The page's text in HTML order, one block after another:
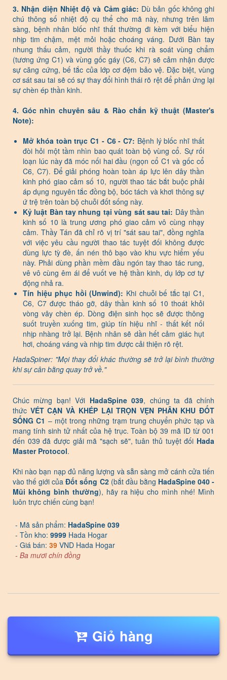
3. Nhận diện Nhiệt độ và Cảm giác: Dù bản gốc không ghi
chú thông số nhiệt độ cụ thể cho mã này, nhưng trên lâm
sàng, bệnh nhân blốc nhĩ thất thường đi kèm với biểu hiện
nhịp tim chậm, mệt mỏi hoặc choáng váng. Dưới Bàn tay
nhung thấu cảm, người thầy thuốc khi rà soát vùng chẩm
(tương ứng C1) và vùng gốc gáy (C6, C7) sẽ cảm nhận được
sự căng cứng, bế tắc của lớp cơ đệm bảo vệ. Đặc biệt, vùng
cơ sát sau tai sẽ có sự thay đổi hình thái rõ rệt để phản ứng lại
sự chèn ép thần kinh.
4. Góc nhìn chuyên sâu & Rào chắn kỹ thuật (Master's
Note):
Mở khóa toàn trục C1 - C6 - C7: Bệnh lý blốc nhĩ thất
đòi hỏi một tầm nhìn bao quát toàn bộ vùng cổ. Sự rối
loạn lúc này đã móc nối hai đầu (ngọn cổ C1 và gốc cổ
C6, C7). Để giải phóng hoàn toàn áp lực lên dây thần
kinh phó giao cảm số 10, người thao tác bắt buộc phải
áp dụng nguyên tắc đồng bộ, bóc tách và khơi thông sự
ứ trệ trên toàn bộ chuỗi đốt sống này.
Kỷ luật Bàn tay nhung tại vùng sát sau tai: Dây thần
kinh số 10 là trung ương phó giao cảm vô cùng nhạy
cảm. Thầy Tán đã chỉ rõ vị trí "sát sau tai", đồng nghĩa
với việc yêu cầu người thao tác tuyệt đối không được
dùng lực tỳ đè, ấn nén thô bạo vào khu vực hiểm yếu
này. Phải dùng phần mềm đầu ngón tay thao tác rung,
vê vô cùng êm ái để vuốt ve hệ thần kinh, dụ lớp cơ tự
động nhả ra.
Tín hiệu phục hồi (Unwind): Khi chuỗi bế tắc tại C1,
C6, C7 được tháo gỡ, dây thần kinh số 10 thoát khỏi
vòng vây chèn ép. Dòng điện sinh học sẽ được thông
suốt truyền xuống tim, giúp tín hiệu nhĩ - thất kết nối
nhịp nhàng trở lại. Bệnh nhân sẽ dần hết cảm giác hụt
hơi, choáng váng và nhịp tim được cải thiện rõ rệt.
HadaSpiner: "Mọi thay đổi khác thường sẽ trở lại bình thường
khi sự cân bằng quay trở về."
Chúc mừng bạn! Với HadaSpine 039, chúng ta đã chính
thức VÉT CẠN VÀ KHÉP LẠI TRỌN VẸN PHÂN KHU ĐỐT
SỐNG C1 – một trong những trạm trung chuyển phức tạp và
mang tính sinh tử nhất của hệ trục. Toàn bộ 39 mã ID từ 001
đến 039 đã được giải mã "sạch sẽ", tuân thủ tuyệt đối Hada
Master Protocol.
Khi nào bạn nạp đủ năng lượng và sẵn sàng mở cánh cửa tiến
vào thế giới củaĐốt sống C2(bắt đầu bằng HadaSpine 040 -
Mũi không bình thường), hãy ra hiệu cho mình nhé! Mình
luôn trực chiến cùng bạn!
- Mã sản phẩm: HadaSpine 039
- Tồn kho: 9999 Hada Hogar
- Giá bán: 39 VND Hada Hogar
- Ba mươi chín đồng
Giỏ hàng